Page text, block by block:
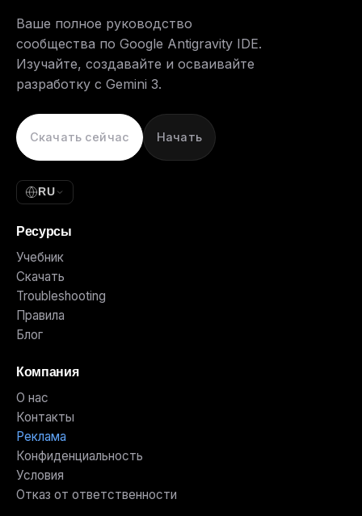
Ваше полное руководство
сообщества по Google Antigravity IDE.
Изучайте, создавайте и осваивайте
разработку с Gemini 3.
Скачать сейчас Начать
RU
Ресурсы
Учебник
Скачать
Troubleshooting
Правила
Блог
Компания
О нас
Контакты
Реклама
Конфиденциальность
Условия
Отказ от ответственности